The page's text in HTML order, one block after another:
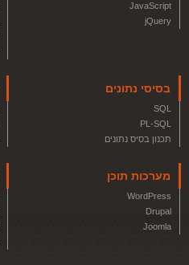
JavaScript
jQuery
בסיסי נתונים
SQL
PL-SQL
תכנון בסיס נתונים
מערכות תוכן
WordPress
Drupal
Joomla